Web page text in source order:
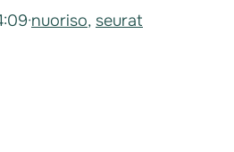
·nuoriso, seurat